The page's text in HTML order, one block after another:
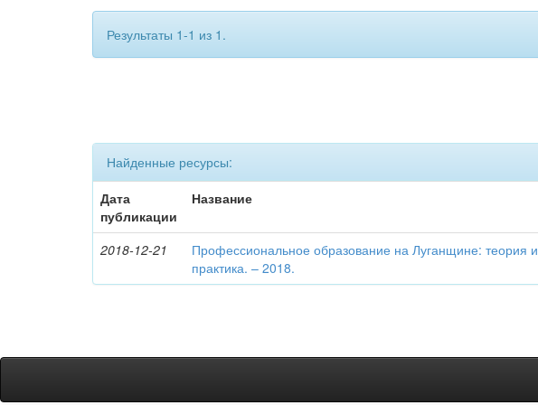
Результаты 1-1 из 1.
Найденные ресурсы:
Дата
публикации
Название
2018-12-21
Профессиональное образование на Луганщине: теория и
практика. – 2018.